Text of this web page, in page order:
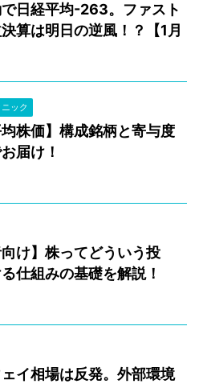
日経平均-263。ファスト
算は明日の逆風！？【1月
ック
均株価】構成銘柄と寄与度
届け！
向け】株ってどういう投
仕組みの基礎を解説！
イ相場は反発。外部環境